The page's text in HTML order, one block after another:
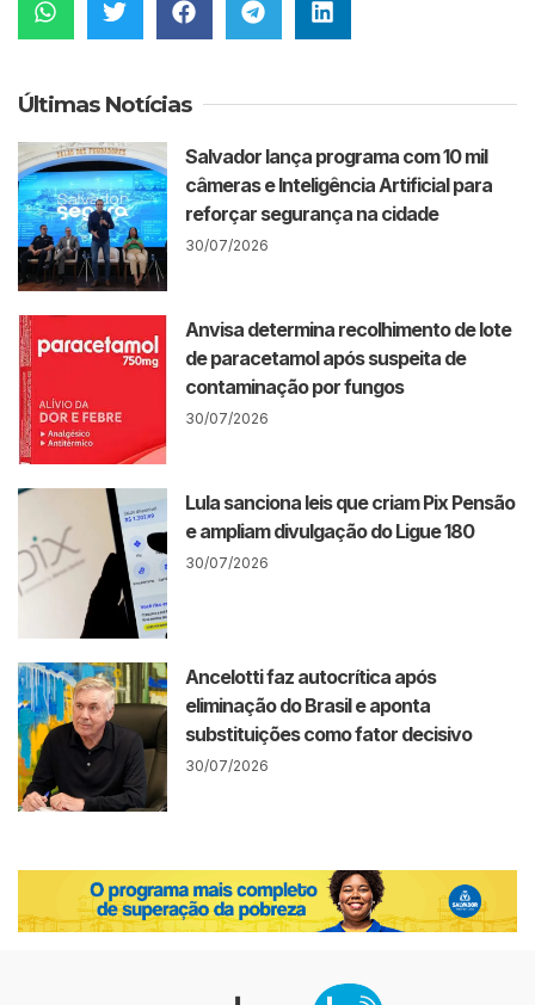
Últimas Notícias
Salvador lança programa com 10 mil
câmeras e Inteligência Artificial para
reforçar segurança na cidade
30/07/2026
Anvisa determina recolhimento de lote
de paracetamol após suspeita de
contaminação por fungos
30/07/2026
Lula sanciona leis que criam Pix Pensão
e ampliam divulgação do Ligue 180
30/07/2026
Ancelotti faz autocrítica após
eliminação do Brasil e aponta
substituições como fator decisivo
30/07/2026